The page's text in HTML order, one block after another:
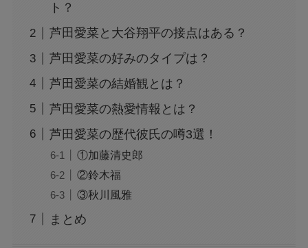
ト？
芦田愛菜と大谷翔平の接点はある？
芦田愛菜の好みのタイプは？
芦田愛菜の結婚観とは？
芦田愛菜の熱愛情報とは？
芦田愛菜の歴代彼氏の噂3選！
①加藤清史郎
②鈴木福
③秋川風雅
まとめ